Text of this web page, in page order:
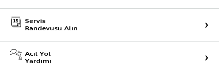
Servis
Randevusu Alın
Acil Yol
Yardımı